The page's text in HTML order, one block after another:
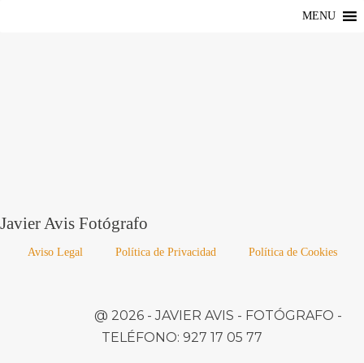
MENU
Javier Avis Fotógrafo
Aviso Legal Política de Privacidad Política de Cookies
@ 2026 -JAVIER AVIS - FOTÓGRAFO -
TELÉFONO: 927 17 05 77